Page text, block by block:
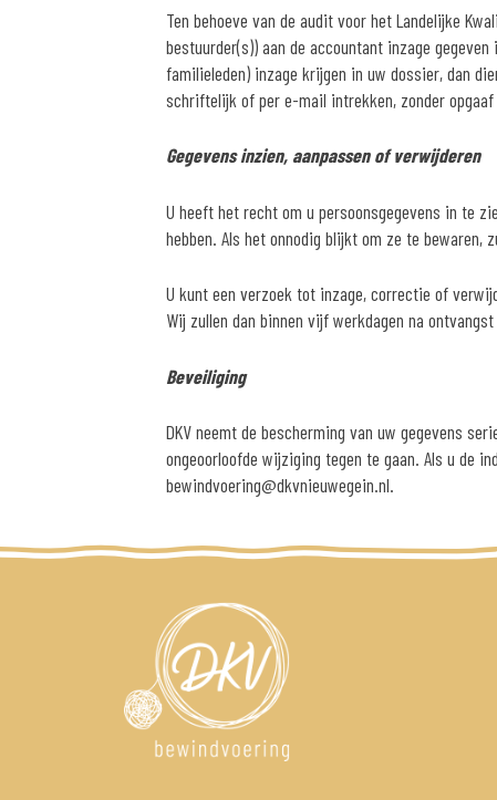
Ten behoeve van de audit voor het Landelijke
bestuurder(s)) aan de accountant inzage
familieleden) inzage krijgen in uw dossier, dan
schriftelijk of per e-mail intrekken, zonder opgaaf
Gegevens inzien, aanpassen of verwijderen
U heeft het recht om u persoonsgegevens in te
hebben. Als het onnodig blijkt om ze te bewaren,
U kunt een verzoek tot inzage, correctie of
Wij zullen dan binnen vijf werkdagen na
Beveiliging
DKV neemt de bescherming van uw gegevens
ongeoorloofde wijziging tegen te gaan. Als u de
bewindvoering@dkvnieuwegein.nl.